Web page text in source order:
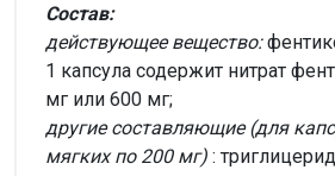
Состав:
действующее вещество:
1 капсула содержит нитрат
мг или 600 мг;
другие составляющие (для
мягких по 200 мг) :